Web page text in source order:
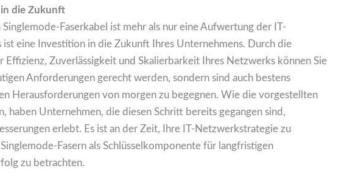
in die Zukunft
Faserkabel ist mehr als nur eine Aufwertung der IT-
ist eine Investition in die Zukunft Ihres Unternehmens. Durch die
Effizienz, Zuverlässigkeit und Skalierbarkeit Ihres Netzwerks können Sie
Anforderungen gerecht werden, sondern sind auch bestens
Herausforderungen von morgen zu begegnen. Wie die vorgestellten
haben Unternehmen, die diesen Schritt bereits gegangen sind,
erlebt. Es ist an der Zeit, Ihre IT-Netzwerkstrategie zu
Fasern als Schlüsselkomponente für langfristigen
zu betrachten.